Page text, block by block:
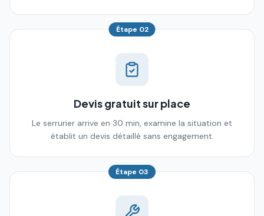
Étape 02
Devis gratuit sur place
Le serrurier arrive en 30 min, examine la situation et
établit un devis détaillé sans engagement.
Étape 03